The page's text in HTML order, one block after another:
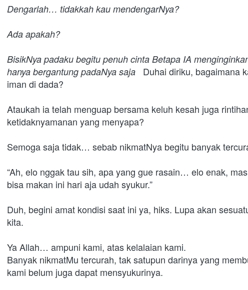
Dengarlah… tidakkah kau mendengarNya?
Ada apakah?
BisikNya padaku begitu penuh cinta Betapa IA
hanya bergantung padaNya saja
Duhai diriku, bagaimana
iman di dada?
Ataukah ia telah menguap bersama keluh kesah juga
ketidaknyamanan yang menyapa?
Semoga saja tidak… sebab nikmatNya begitu banyak
“Ah, elo nggak tau sih, apa yang gue rasain… elo enak,
bisa makan ini hari aja udah syukur.”
Duh, begini amat kondisi saat ini ya, hiks. Lupa akan
kita.
Ya Allah… ampuni kami, atas kelalaian kami.
Banyak nikmatMu tercurah, tak satupun darinya yang
kami belum juga dapat mensyukurinya.